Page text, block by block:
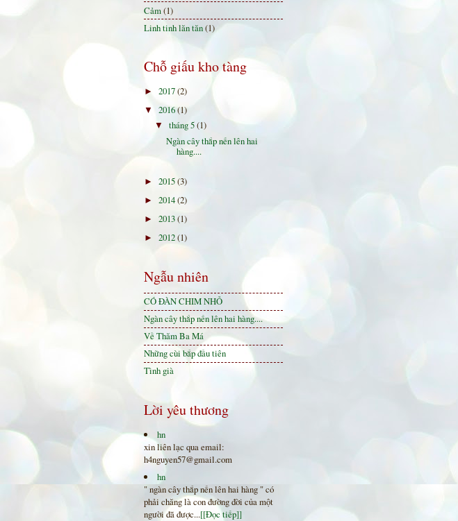
Cảm (1)
Linh tinh lăn tăn(1)
Chỗ giấu kho tàng
► 2017(2)
▼ 2016(1)
▼tháng 5(1)
Ngàn cây thắp nến lên hai
hàng....
► 2015(3)
► 2014(2)
► 2013(1)
► 2012(1)
Ngẫu nhiên
CÓ ĐÀN CHIM NHỎ
Ngàn cây thắp nến lên hai hàng....
Về Thăm Ba Má
Những cùi bắp đầu tiên
Tình già
Lời yêu thương
hn
xin liên lạc qua email:
h4nguyen57@gmail.com
hn
" ngàn cây thắp nến lên hai hàng " có
phải chăng là con đường đời của một
người đã được...[[Đọc tiếp]]